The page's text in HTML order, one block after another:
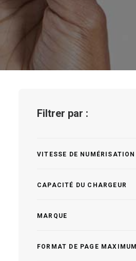
Filtrer par :
VITESSE DE NUMÉRISATION
CAPACITÉ DU CHARGEUR
MARQUE
FORMAT DE PAGE MAXIMUM